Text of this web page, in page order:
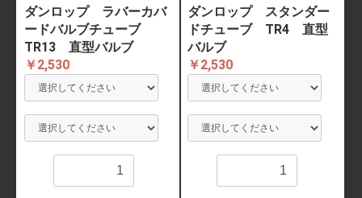
ダンロップ ラバーカバ
ードバルブチューブ
TR13 直型バルブ
￥2,530
ダンロップ スタンダー
ドチューブ TR4 直型
バルブ
￥2,530